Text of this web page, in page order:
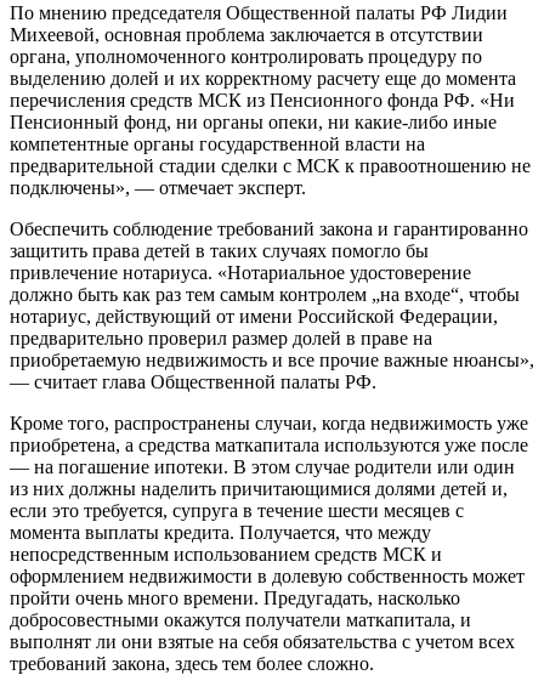
По мнению председателя Общественной палаты РФ Лидии
Михеевой, основная проблема заключается в отсутствии
органа, уполномоченного контролировать процедуру по
выделению долей и их корректному расчету еще до момента
перечисления средств МСК из Пенсионного фонда РФ. «Ни
Пенсионный фонд, ни органы опеки, ни какие-либо иные
компетентные органы государственной власти на
предварительной стадии сделки с МСК к правоотношению не
подключены», — отмечает эксперт.
Обеспечить соблюдение требований закона и гарантированно
защитить права детей в таких случаях помогло бы
привлечение нотариуса. «Нотариальное удостоверение
должно быть как раз тем самым контролем „на входе“, чтобы
нотариус, действующий от имени Российской Федерации,
предварительно проверил размер долей в праве на
приобретаемую недвижимость и все прочие важные нюансы»,
— считает глава Общественной палаты РФ.
Кроме того, распространены случаи, когда недвижимость уже
приобретена, а средства маткапитала используются уже после
— на погашение ипотеки. В этом случае родители или один
из них должны наделить причитающимися долями детей и,
если это требуется, супруга в течение шести месяцев с
момента выплаты кредита. Получается, что между
непосредственным использованием средств МСК и
оформлением недвижимости в долевую собственность может
пройти очень много времени. Предугадать, насколько
добросовестными окажутся получатели маткапитала, и
выполнят ли они взятые на себя обязательства с учетом всех
требований закона, здесь тем более сложно.